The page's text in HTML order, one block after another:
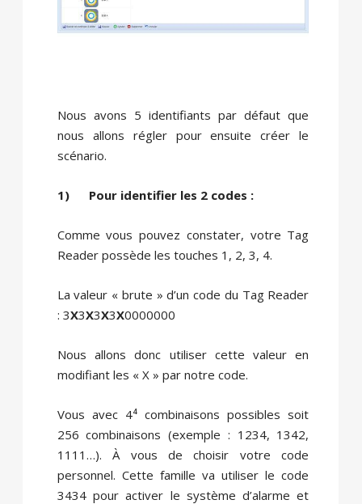
Nous avons 5 identifiants par défaut que
nous allons régler pour ensuite créer le
scénario.
1) Pour identifier les 2 codes :
Comme vous pouvez constater, votre Tag
Reader possède les touches 1, 2, 3, 4.
La valeur « brute » d’un code du Tag Reader
: 3X3X3X3X0000000
Nous allons donc utiliser cette valeur en
modifiant les « X » par notre code.
Vous avec 4⁴ combinaisons possibles soit
256 combinaisons (exemple : 1234, 1342,
1111…). À vous de choisir votre code
personnel. Cette famille va utiliser le code
3434 pour activer le système d’alarme et